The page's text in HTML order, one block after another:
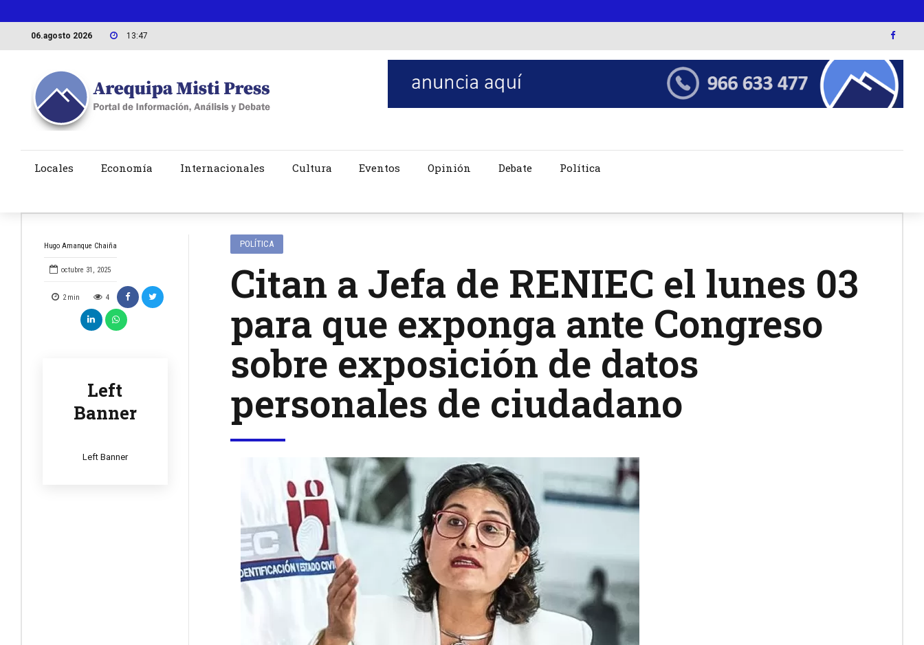
06.agosto 2026 13:47
Locales Economía Internacionales Cultura Eventos Opinión Debate Política
Hugo Amanque Chaiña
octubre 31, 2025
2 min 4
Left
Banner
Left Banner
POLÍTICA
Citan a Jefa de RENIEC el lunes 03
para que exponga ante Congreso
sobre exposición de datos
personales de ciudadano